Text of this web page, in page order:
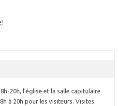
8h-20h, l’église et la salle capitulaire
à 20h pour les visiteurs. Visites